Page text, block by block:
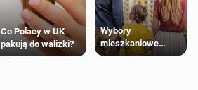
Co Polacy w UK
pakują do walizki?
Wybory
mieszkaniowe
Polaków 2025